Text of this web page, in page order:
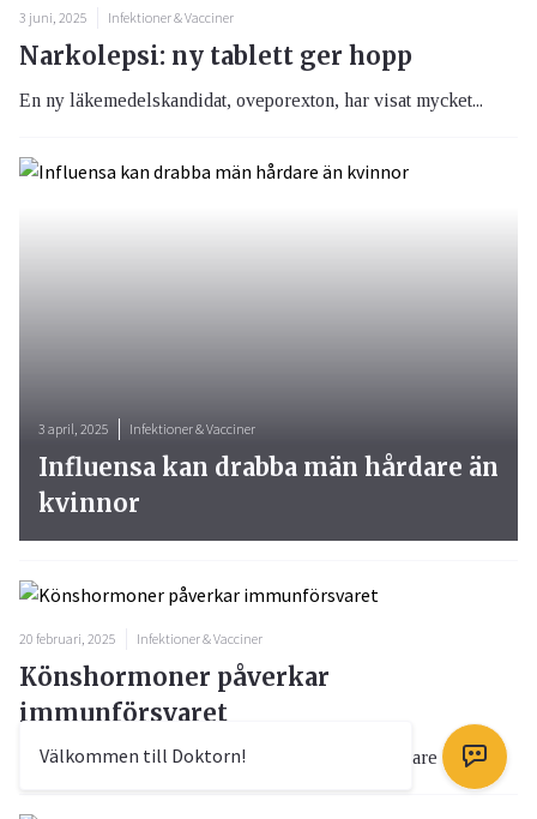
3 juni, 2025 Infektioner & Vacciner
Narkolepsi: ny tablett ger hopp
En ny läkemedelskandidat, oveporexton, har visat mycket...
3 april, 2025 Infektioner & Vacciner
Influensa kan drabba män hårdare än
kvinnor
20 februari, 2025 Infektioner & Vacciner
Könshormoner påverkar
immunförsvaret
Under covid-19 pandemin har det blivit allt tydligare a...
Välkommen till Doktorn!